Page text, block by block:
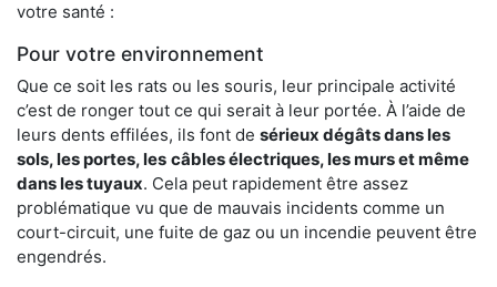
votre santé :
Pour votre environnement
Que ce soit les rats ou les souris, leur principale activité
c’est de ronger tout ce qui serait à leur portée. À l’aide de
leurs dents effilées, ils font de sérieux dégâts dans les
sols, les portes, les câbles électriques, les murs et même
dans les tuyaux. Cela peut rapidement être assez
problématique vu que de mauvais incidents comme un
court-circuit, une fuite de gaz ou un incendie peuvent être
engendrés.